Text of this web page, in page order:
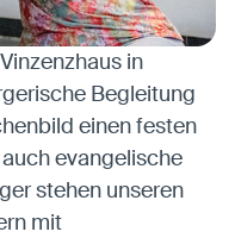
in
Begleitung
einen festen
evangelische
stehen unseren
mit